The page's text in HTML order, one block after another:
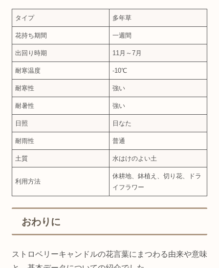
タイプ 多年草
花持ち期間 一週間
出回り時期 11月～7月
耐寒温度 -10℃
耐寒性 強い
耐暑性 強い
日照 日なた
耐雨性 普通
土質 水はけのよい土
利用方法
休耕地、鉢植え、切り花、ドラ
イフラワー
おわりに
ストロベリーキャンドルの花言葉にまつわる由来や意味